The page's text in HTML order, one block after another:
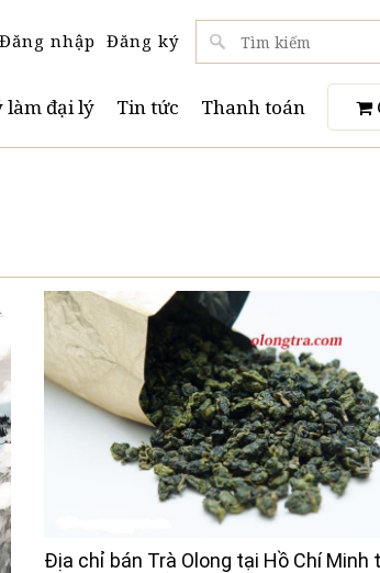
Đăng nhập Đăng ký
làm đại lý Tin tức Thanh toán
Địa chỉ bán Trà Olong tại Hồ Chí Minh